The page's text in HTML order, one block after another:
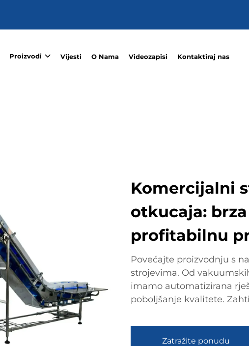
Proizvodi Vijesti O Nama Videozapisi Kontaktiraj nas
Komercijalni
otkucaja:
profitabilnu
Povećajte proizvodnju s
strojevima. Od
imamo automatizirana
poboljšanje kvalitete.
Zatražite ponudu